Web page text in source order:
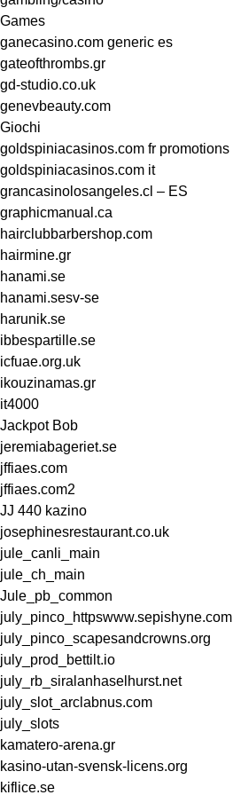
Games
ganecasino.com generic es
gateofthrombs.gr
gd-studio.co.uk
genevbeauty.com
Giochi
goldspiniacasinos.com fr promotions
goldspiniacasinos.com it
grancasinolosangeles.cl – ES
graphicmanual.ca
hairclubbarbershop.com
hairmine.gr
hanami.se
hanami.sesv-se
harunik.se
ibbespartille.se
icfuae.org.uk
ikouzinamas.gr
it4000
Jackpot Bob
jeremiabageriet.se
jffiaes.com
jffiaes.com2
JJ 440 kazino
josephinesrestaurant.co.uk
jule_canli_main
jule_ch_main
Jule_pb_common
july_pinco_httpswww.sepishyne.com
july_pinco_scapesandcrowns.org
july_prod_bettilt.io
july_rb_siralanhaselhurst.net
july_slot_arclabnus.com
july_slots
kamatero-arena.gr
kasino-utan-svensk-licens.org
kiflice.se